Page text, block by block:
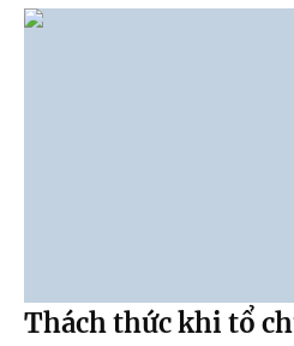
Thách thức khi tổ